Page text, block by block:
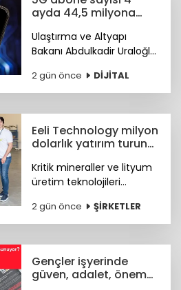
geçiyor.
ayda 44,5 milyona
Ulaştırma ve Altyapı
Bakanı Abdulkadir Uraloğlu,
44,5 milyona ulaştığını
bildirdi.
2 gün önce DİJİTAL
Eeli Technology milyon
dolarlık yatırım turunu
Kritik mineraller ve lityum
üretim teknolojileri
toplam 2 milyon dolar
tutarındaki tohum öncesi
2 gün önce ŞİRKETLER
Gençler işyerinde
güven, adalet, önem